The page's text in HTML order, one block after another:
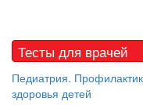
бесплатно, в
Тесты для врачей
Педиатрия.
здоровья детей